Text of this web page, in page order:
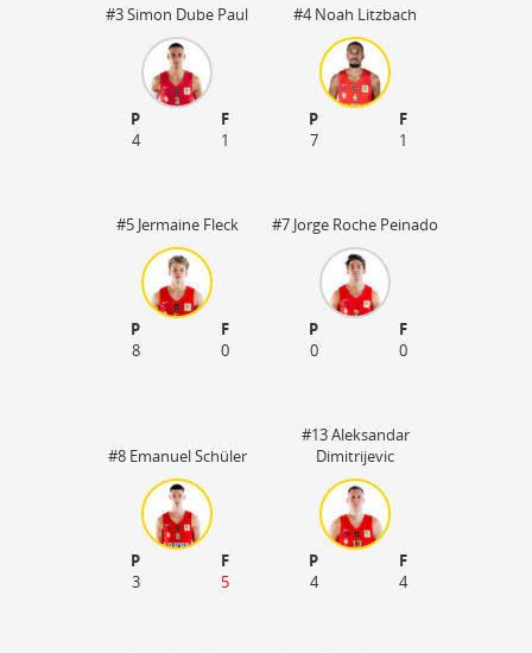
#3 Simon Dube Paul
P
F
4
1
#4 Noah Litzbach
P
F
7
1
#5 Jermaine Fleck
P
F
8
0
#7 Jorge Roche Peinado
P
F
0
0
#8 Emanuel Schüler
P
F
3
5
#13 Aleksandar
Dimitrijevic
P
F
4
4